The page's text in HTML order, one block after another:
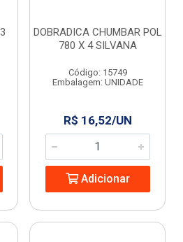
DOBRADICA CHUMBAR POL
780 X 4 SILVANA
Código: 15749
Embalagem: UNIDADE
R$ 16,52/UN
Adicionar